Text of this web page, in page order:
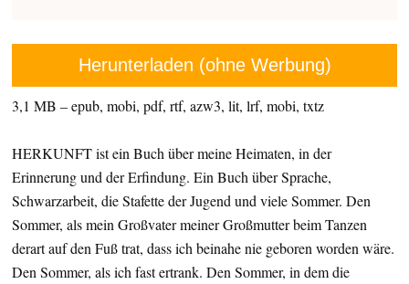
Herunterladen (ohne Werbung)
3,1 MB – epub, mobi, pdf, rtf, azw3, lit, lrf, mobi, txtz
HERKUNFT ist ein Buch über meine Heimaten, in der
Erinnerung und der Erfindung. Ein Buch über Sprache,
Schwarzarbeit, die Stafette der Jugend und viele Sommer. Den
Sommer, als mein Großvater meiner Großmutter beim Tanzen
derart auf den Fuß trat, dass ich beinahe nie geboren worden wäre.
Den Sommer, als ich fast ertrank. Den Sommer, in dem die